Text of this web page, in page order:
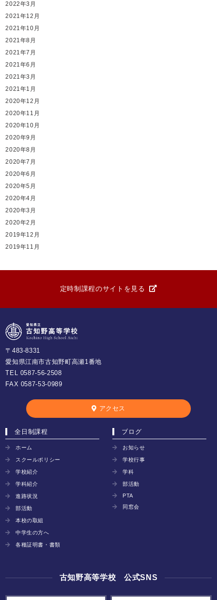
2022年3月
2021年12月
2021年10月
2021年8月
2021年7月
2021年6月
2021年3月
2021年1月
2020年12月
2020年11月
2020年10月
2020年9月
2020年8月
2020年7月
2020年6月
2020年5月
2020年4月
2020年3月
2020年2月
2019年12月
2019年11月
定時制課程のサイトを見る
〒483-8331
愛知県江南市古知野町高瀬1番地
TEL 0587-56-2508
FAX 0587-53-0989
アクセス
全日制課程
ホーム
スクールポリシー
学校紹介
学科紹介
進路状況
部活動
本校の取組
中学生の方へ
各種証明書・書類
ブログ
お知らせ
学校行事
学科
部活動
PTA
同窓会
古知野高等学校 公式SNS